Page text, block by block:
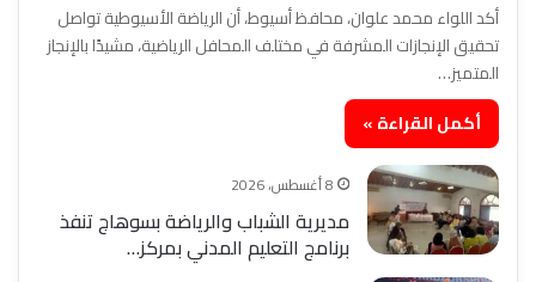
أكد اللواء محمد علوان، محافظ أسيوط، أن الرياضة الأسيوطية تواصل
تحقيق الإنجازات المشرفة في مختلف المحافل الرياضية، مشيدًا بالإنجاز
المتميز…
أكمل القراءة »
8 أغسطس، 2026
مديرية الشباب والرياضة بسوهاج تنفذ
برنامج التعليم المدني بمركز…